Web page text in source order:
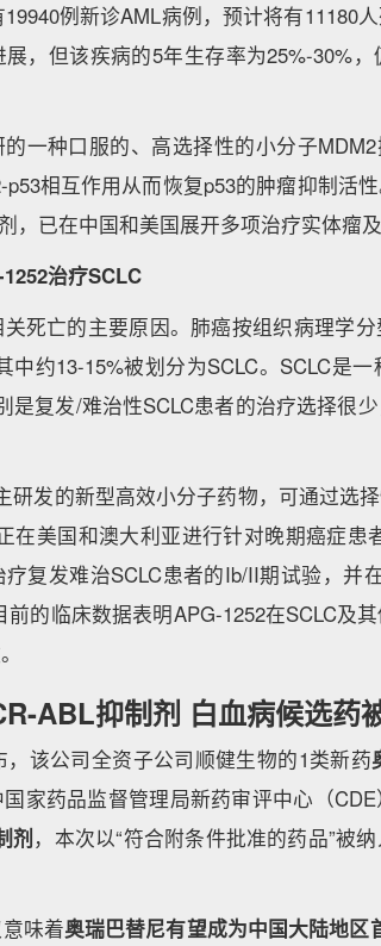
例新诊AML病例，预计将有11180
，但该疾病的5年生存率为25%-30%
一种口服的、高选择性的小分子
相互作用从而恢复p53的肿瘤抑制活
，已在中国和美国展开多项治疗实体瘤
治疗SCLC
死亡的主要原因。肺癌按组织病理学
中约13-15%被划分为SCLC。SCLC是
是复发/难治性SCLC患者的治疗选择很
研发的新型高效小分子药物，可通过选
在美国和澳大利亚进行针对晚期癌症
复发难治SCLC患者的Ib/II期试验，并
的临床数据表明APG-1252在SCLC及
ABL抑制剂 白血病候选药
该公司全资子公司顺健生物的1类新药
家药品监督管理局新药审评中心（CDE
剂，本次以“符合附条件批准的药品”被
味着奥瑞巴替尼有望成为中国大陆地